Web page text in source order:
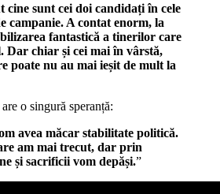
cine sunt cei doi candidați în cele
campanie. A contat enorm, la
fantastică a tinerilor care
Dar chiar și cei mai în vârstă,
poate nu au mai ieșit de mult la
o singură speranță:
avea măcar stabilitate politică.
am mai trecut, dar prin
și sacrificii vom depăși.”